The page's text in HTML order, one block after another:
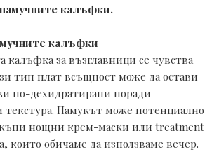
калъфки.
калъфка за възглавници се чувства
тип плат всъщност може да остави
по-дехидратирани поради
текстура. Памукът може потенциално
нощни крем-маски или treatment
които oбичаме да използваме вечер.